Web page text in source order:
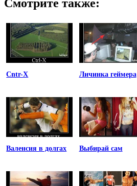
Смотрите также:
Cntr-X Личинка геймера
Валенсия в долгах Выбирай сам